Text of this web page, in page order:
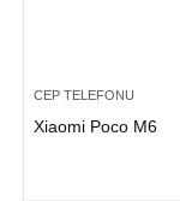
CEP TELEFONU
Xiaomi Poco M6